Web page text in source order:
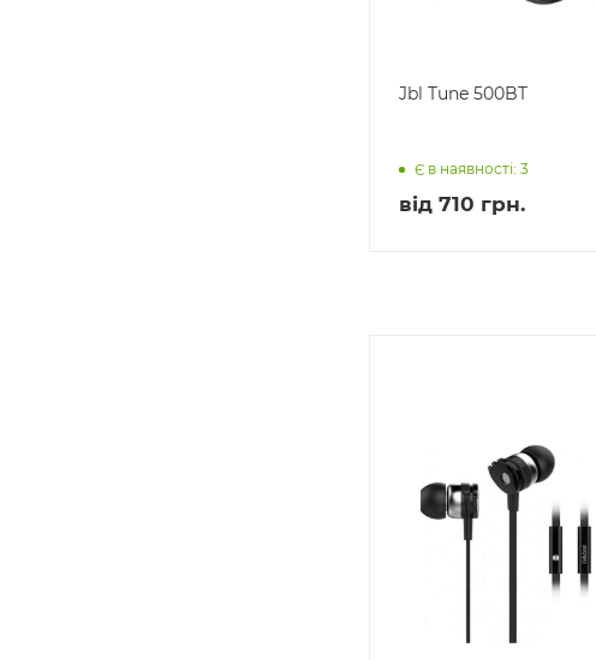
Jbl Tune 500BT
Є в наявності: 3
від 710 грн.